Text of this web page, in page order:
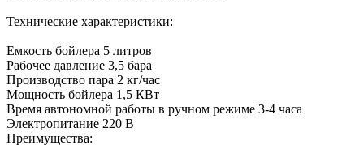
Технические характеристики:
Емкость бойлера 5 литров
Рабочее давление 3,5 бара
Производство пара 2 кг/час
Мощность бойлера 1,5 КВт
Время автономной работы в ручном режиме 3-4 часа
Электропитание 220 В
Преимущества: